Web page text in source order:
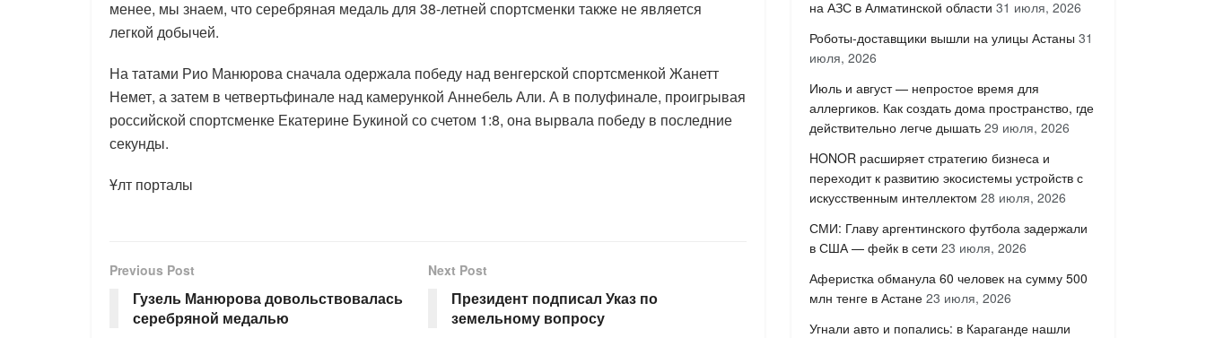
менее, мы знаем, что серебряная медаль для 38-летней спортсменки также не является
легкой добычей.
На татами Рио Манюрова сначала одержала победу над венгерской спортсменкой Жанетт
Немет, а затем в четвертьфинале над камерункой Аннебель Али. А в полуфинале, проигрывая
российской спортсменке Екатерине Букиной со счетом 1:8, она вырвала победу в последние
секунды.
Ұлт порталы
Previous Post
Гузель Манюрова довольствовалась
серебряной медалью
Next Post
Президент подписал Указ по
земельному вопросу
на АЗС в Алматинской области 31 июля, 2026
Роботы-доставщики вышли на улицы Астаны 31
июля, 2026
Июль и август — непростое время для
аллергиков. Как создать дома пространство, где
действительно легче дышать 29 июля, 2026
HONOR расширяет стратегию бизнеса и
переходит к развитию экосистемы устройств с
искусственным интеллектом 28 июля, 2026
СМИ: Главу аргентинского футбола задержали
в США — фейк в сети 23 июля, 2026
Аферистка обманула 60 человек на сумму 500
млн тенге в Астане 23 июля, 2026
Угнали авто и попались: в Караганде нашли